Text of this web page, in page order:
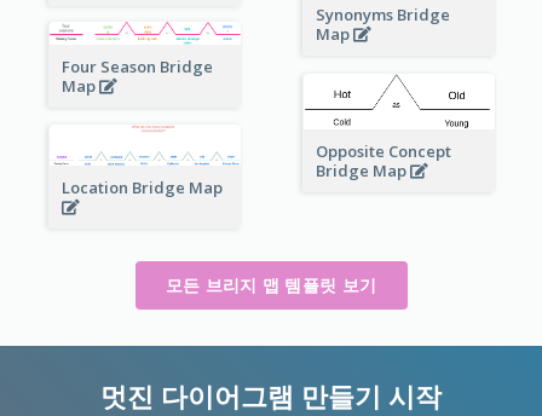
Synonyms Bridge
Map
Four Season Bridge
Map
Opposite Concept
Bridge Map
Location Bridge Map
모든 브리지 맵 템플릿 보기
멋진 다이어그램 만들기 시작